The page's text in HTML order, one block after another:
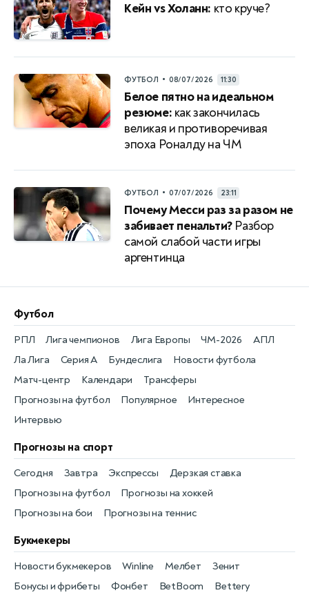
Кейн vs Холанн: кто круче?
ФУТБОЛ • 08/07/2026 11:30
Белое пятно на идеальном
резюме: как закончилась
великая и противоречивая
эпоха Роналду на ЧМ
ФУТБОЛ • 07/07/2026 23:11
Почему Месси раз за разом не
забивает пенальти?Разбор
самой слабой части игры
аргентинца
Футбол
Новости футбола
РПЛ
Матч-центр
Лига чемпионов
Календари
Лига Европы
Трансферы
ЧМ-2026
Прогнозы на футбол
АПЛ
Популярное
Ла Лига
Интересное
Серия А
Интервью
Бундеслига
Прогнозы на спорт
Прогнозы на футбол
Сегодня
Прогнозы на хоккей
Завтра
Прогнозы на бои
Экспрессы
Прогнозы на теннис
Дерзкая ставка
Букмекеры
Бонусы и фрибеты
Новости букмекеров
Фонбет
Winline
BetBoom
Мелбет
Bettery
Зенит